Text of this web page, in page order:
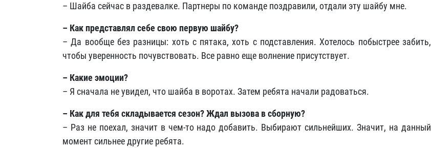
– Шайба сейчас в раздевалке. Партнеры по команде поздравили, отдали эту шайбу мне.
– Как представлял себе свою первую шайбу?
– Да вообще без разницы: хоть с пятака, хоть с подставления. Хотелось побыстрее забить,
чтобы уверенность почувствовать. Все равно еще волнение присутствует.
– Какие эмоции?
– Я сначала не увидел, что шайба в воротах. Затем ребята начали радоваться.
– Как для тебя складывается сезон? Ждал вызова в сборную?
– Раз не поехал, значит в чем-то надо добавить. Выбирают сильнейших. Значит, на данный
момент сильнее другие ребята.